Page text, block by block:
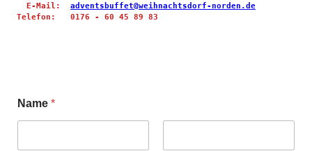
  E-Mail:
adventsbuffet@weihnachtsdorf-norden.de
Telefon:   0176 - 60 45 89 83
Name *